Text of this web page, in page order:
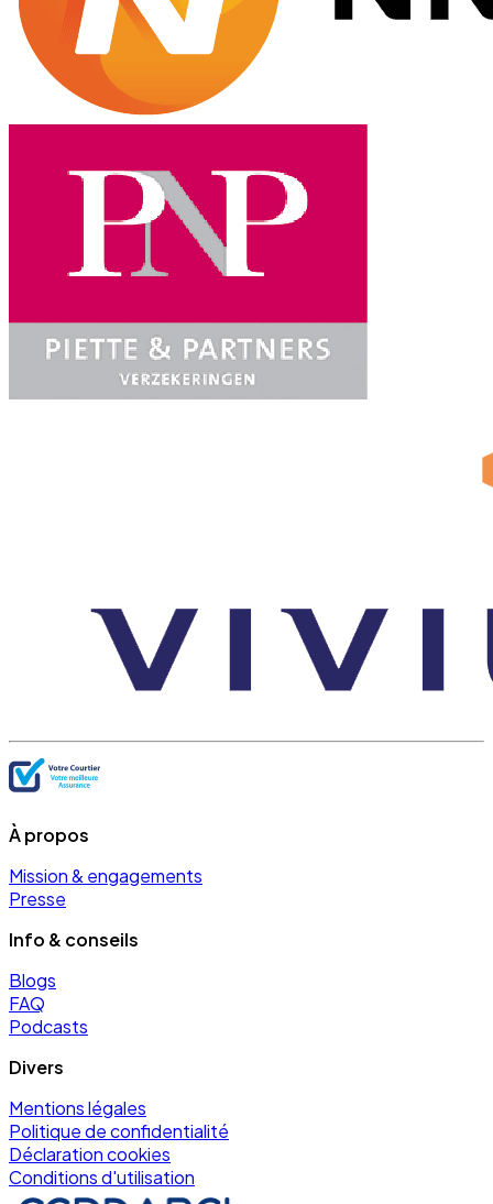
À propos
Mission & engagements
Presse
Info & conseils
Blogs
FAQ
Podcasts
Divers
Mentions légales
Politique de confidentialité
Déclaration cookies
Conditions d'utilisation